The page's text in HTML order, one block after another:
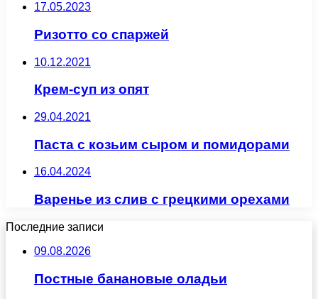
17.05.2023
Ризотто со спаржей
10.12.2021
Крем-суп из опят
29.04.2021
Паста с козьим сыром и помидорами
16.04.2024
Варенье из слив с грецкими орехами
Последние записи
09.08.2026
Постные банановые оладьи